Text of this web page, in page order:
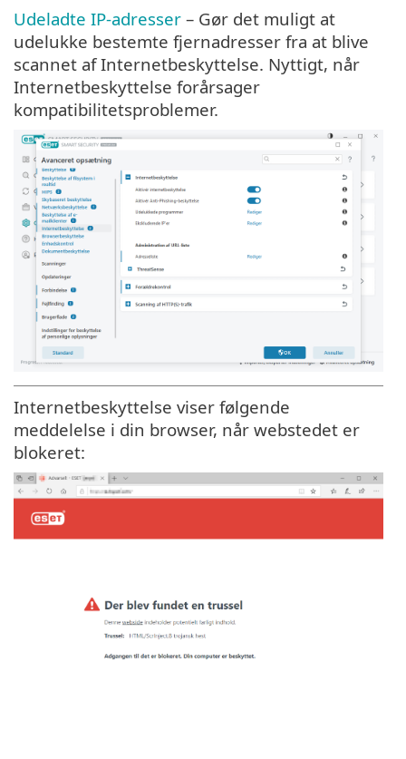
Udeladte IP-adresser – Gør det muligt at
udelukke bestemte fjernadresser fra at blive
scannet af Internetbeskyttelse. Nyttigt, når
Internetbeskyttelse forårsager
kompatibilitetsproblemer.
Internetbeskyttelse viser følgende
meddelelse i din browser, når webstedet er
blokeret: